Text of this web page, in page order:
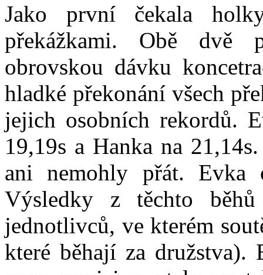
Jako první čekala
překážkami. Obě dvě
obrovskou dávku
hladké překonání všech
jejich osobních rekordů.
19,19s a Hanka na
ani nemohly přát. Evka
Výsledky z těchto
jednotlivců, ve kterém
které běhají za